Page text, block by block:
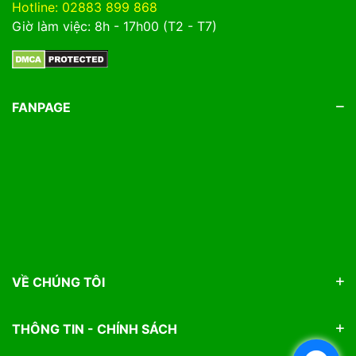
+ Phục hồi bộ rễ bị yếu, rễ bị suy sau giai đoạn
bệnh ở rễ, hạn hán hay ngập úng.
trưởng cho cây trồng.
Hotline: 02883 899 868
Giờ làm việc: 8h - 17h00 (T2 - T7)
FANPAGE
VỀ CHÚNG TÔI
THÔNG TIN - CHÍNH SÁCH